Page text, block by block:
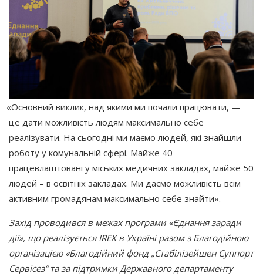
«Основний виклик, над якими ми почали працювати, —
це дати можливість людям максимально себе
реалізувати. На сьогодні ми маємо людей, які знайшли
роботу у комунальній сфері. Майже 40 —
працевлаштовані у міських медичних закладах, майже 50
людей – в освітніх закладах. Ми даємо можливість всім
активним громадянам максимально себе знайти».
Захід проводився в межах програми «Єднання заради
дії», що реалізується IREX в Україні разом з Благодійною
організацією «Благодійнийфонд „Стабілізейшен Суппорт
Сервісез“ та за підтримки Державного департаменту